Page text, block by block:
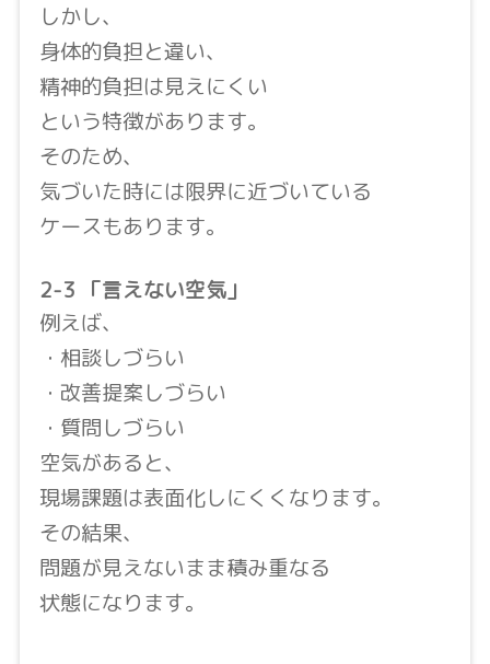
しかし、
身体的負担と違い、
精神的負担は見えにくい
という特徴があります。
そのため、
気づいた時には限界に近づいている
ケースもあります。
2-3 「言えない空気」
例えば、
・相談しづらい
・改善提案しづらい
・質問しづらい
空気があると、
現場課題は表面化しにくくなります。
その結果、
問題が見えないまま積み重なる
状態になります。